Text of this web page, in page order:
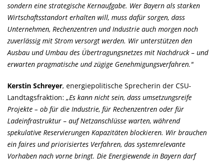
sondern eine strategische Kernaufgabe. Wer Bayern als starken
Wirtschaftsstandort erhalten will, muss dafür sorgen, dass
Unternehmen, Rechenzentren und Industrie auch morgen noch
zuverlässig mit Strom versorgt werden. Wir unterstützen den
Ausbau und Umbau des Übertragungsnetzes mit Nachdruck – und
erwarten pragmatische und zügige Genehmigungsverfahren."
Kerstin Schreyer, energiepolitische Sprecherin der CSU-
Landtagsfraktion: Es kann nicht sein, dass umsetzungsreife
Projekte – ob für die Industrie, für Rechenzentren oder für
Ladeinfrastruktur – auf Netzanschlüsse warten, während
spekulative Reservierungen Kapazitäten blockieren. Wir brauchen
ein faires und priorisiertes Verfahren, das systemrelevante
Vorhaben nach vorne bringt. Die Energiewende in Bayern darf